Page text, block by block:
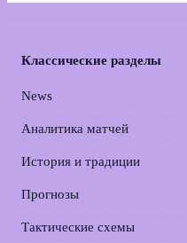
Классические разделы
News
Аналитика матчей
История и традиции
Прогнозы
Тактические схемы